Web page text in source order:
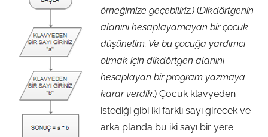
örneğimize geçebiliriz.) (Dikdörtgenin
alanını hesaplayamayan bir çocuk
düşünelim. Ve bu çocuğa yardımcı
olmak için dikdörtgen alanını
hesaplayan bir program yazmaya
karar verdik.) Çocuk klavyeden
istediği gibi iki farklı sayı girecek ve
arka planda bu iki sayı bir yere